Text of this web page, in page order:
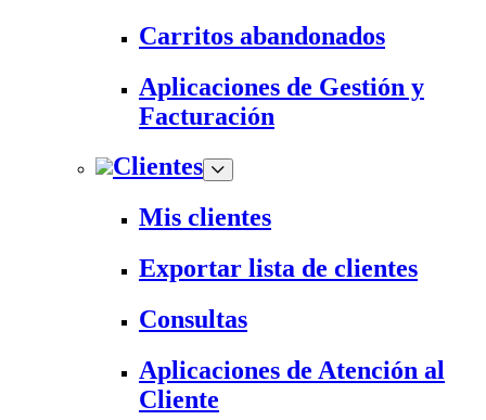
Carritos abandonados
Aplicaciones de Gestión y
Facturación
Clientes
Mis clientes
Exportar lista de clientes
Consultas
Aplicaciones de Atención al
Cliente